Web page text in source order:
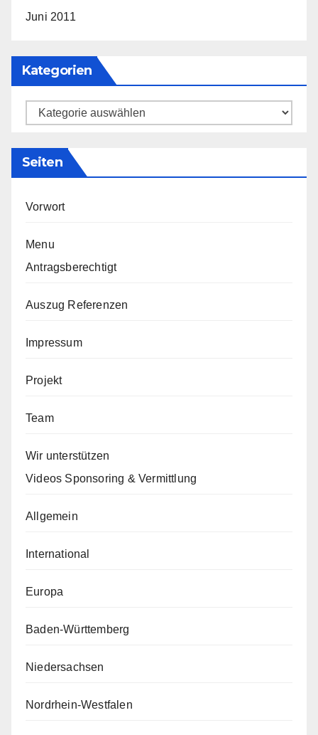
Juni 2011
Kategorien
Kategorien
Seiten
Vorwort
Menu
Antragsberechtigt
Auszug Referenzen
Impressum
Projekt
Team
Wir unterstützen
Videos Sponsoring & Vermittlung
Allgemein
International
Europa
Baden-Württemberg
Niedersachsen
Nordrhein-Westfalen